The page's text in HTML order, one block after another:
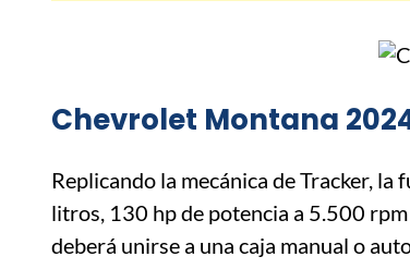
Chevrolet Montana
Replicando la mecánica de Tracker,
litros, 130 hp de potencia a 5.500
deberá unirse a una caja manual o